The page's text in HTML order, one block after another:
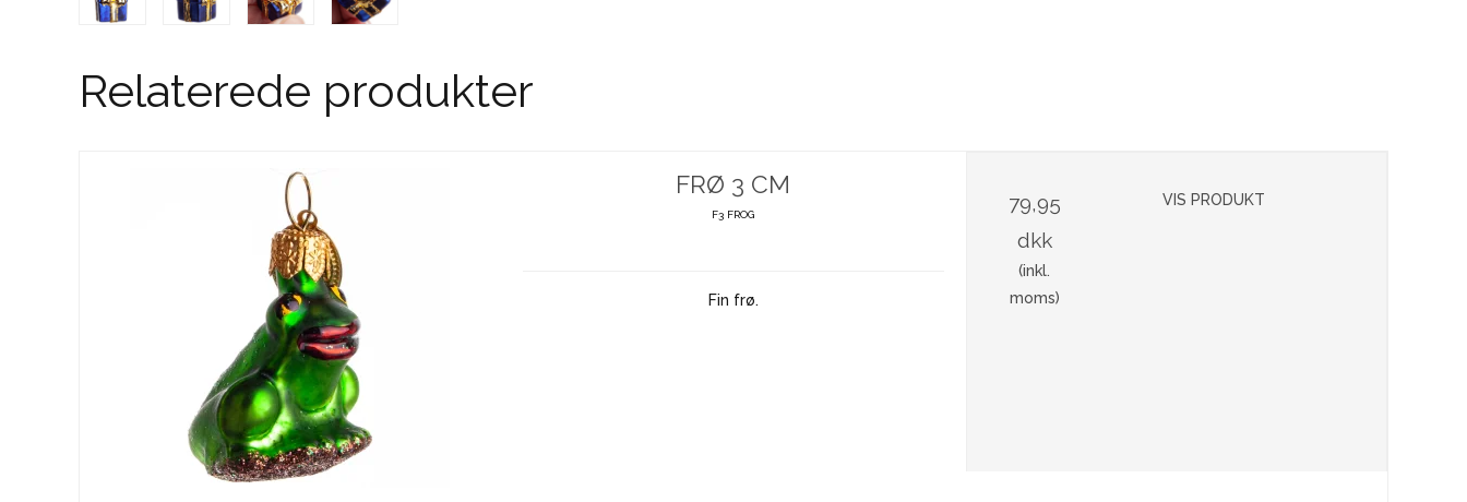
Relaterede produkter
FRØ 3 CM
F3 FROG
Fin frø.
79,95
dkk
(inkl.
moms)
VIS PRODUKT